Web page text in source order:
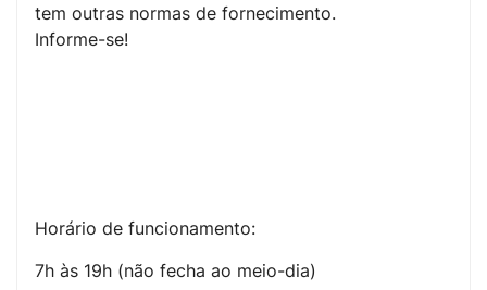
tem outras normas de fornecimento.
Informe-se!
Horário de funcionamento:
7h às 19h (não fecha ao meio-dia)